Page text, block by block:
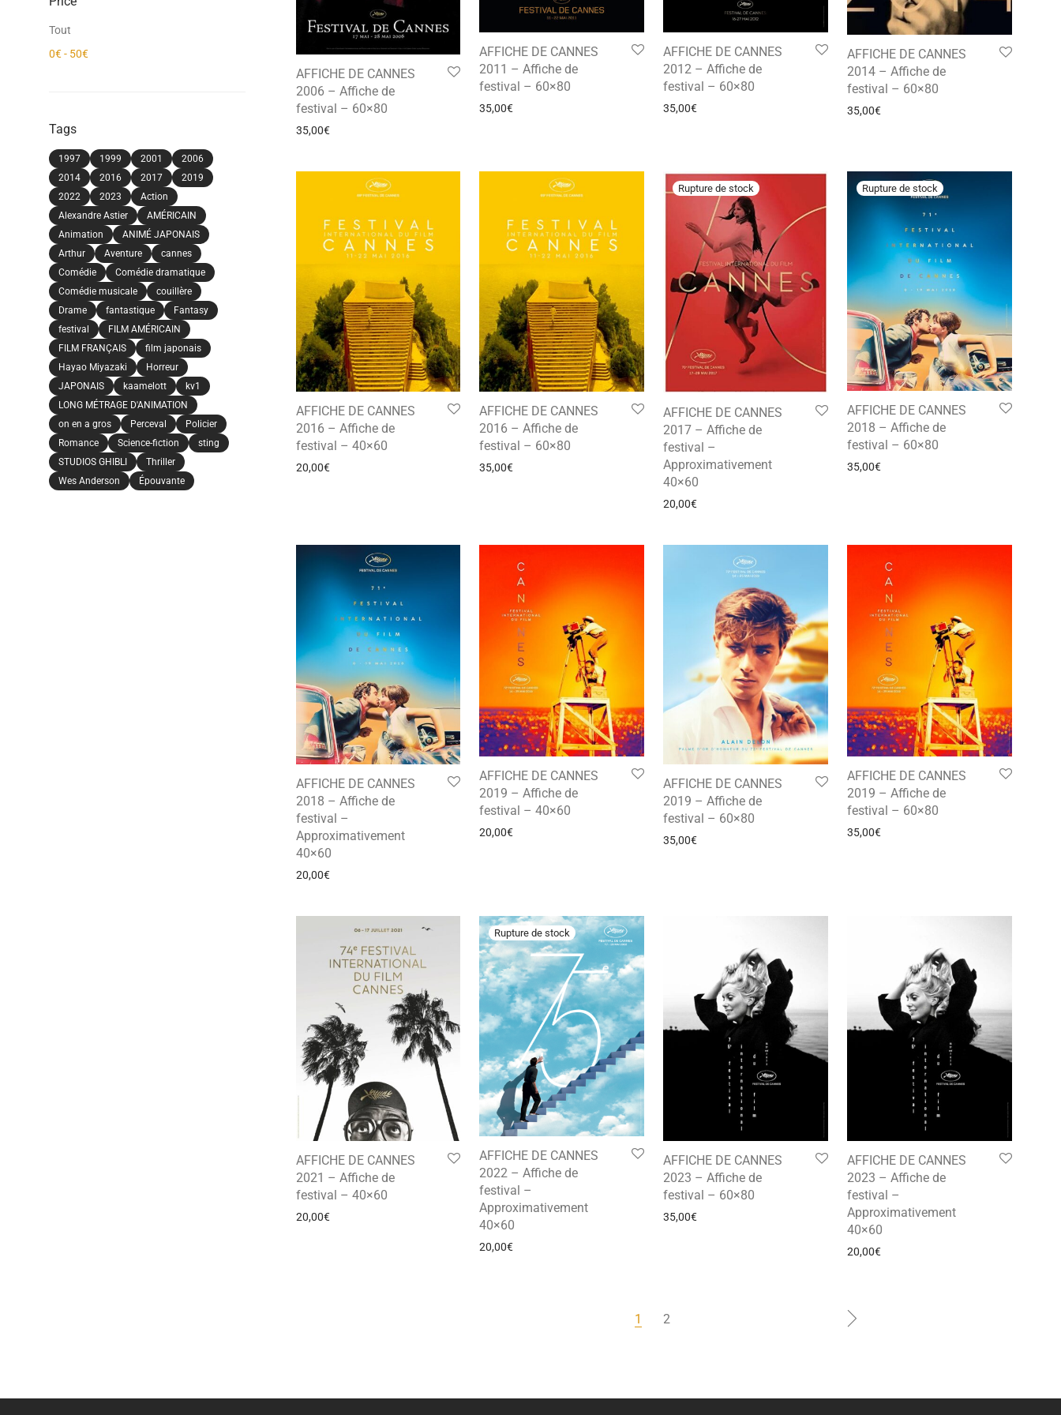
Tout
0€- 50€
Tags
1997 1999 2001
2006
2014
2016 2017
2019
2022
2023
Action
Alexandre Astier
AMÉRICAIN
Animation
ANIMÉ JAPONAIS
Arthur
Aventure
cannes
Comédie
Comédie dramatique
Comédie musicale
couillère
Drame
fantastique
Fantasy
festival
FILM AMÉRICAIN
FILM FRANÇAIS
film japonais
Hayao Miyazaki
Horreur
JAPONAIS
kaamelott
kv1
LONG MÉTRAGE D'ANIMATION
on en a gros
Perceval
Policier
Romance
Science-fiction
sting
STUDIOS GHIBLI
Thriller
Wes Anderson
Épouvante
AFFICHE DE CANNES
2006 – Affiche de
festival – 60×80
35,00€
AFFICHE DE CANNES
2011 – Affiche de
festival – 60×80
35,00€
AFFICHE DE CANNES
2012 – Affiche de
festival – 60×80
35,00€
AFFICHE DE CANNES
2014 – Affiche de
festival – 60×80
35,00€
AFFICHE DE CANNES
2016 – Affiche de
festival – 40×60
20,00€
AFFICHE DE CANNES
2016 – Affiche de
festival – 60×80
35,00€
AFFICHE DE CANNES
2017 – Affiche de
festival –
Approximativement
40×60
20,00€
AFFICHE DE CANNES
2018 – Affiche de
festival – 60×80
35,00€
AFFICHE DE CANNES
2018 – Affiche de
festival –
Approximativement
40×60
20,00€
AFFICHE DE CANNES
2019 – Affiche de
festival – 40×60
20,00€
AFFICHE DE CANNES
2019 – Affiche de
festival – 60×80
35,00€
AFFICHE DE CANNES
2019 – Affiche de
festival – 60×80
35,00€
AFFICHE DE CANNES
2021 – Affiche de
festival – 40×60
20,00€
AFFICHE DE CANNES
2022 – Affiche de
festival –
Approximativement
40×60
20,00€
AFFICHE DE CANNES
2023 – Affiche de
festival – 60×80
35,00€
AFFICHE DE CANNES
2023 – Affiche de
festival –
Approximativement
40×60
20,00€
1 2